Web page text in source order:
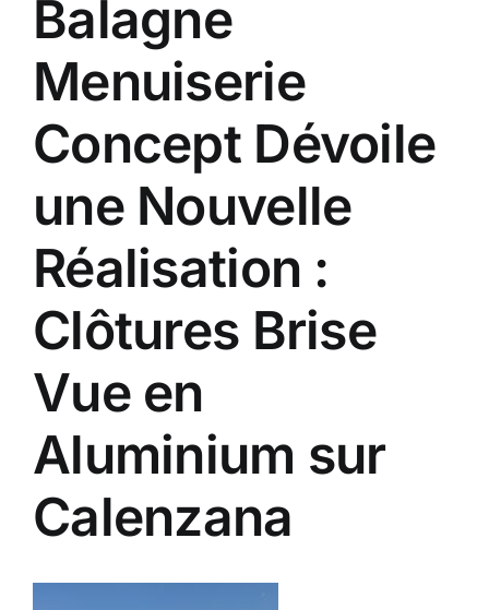
Contact
A propos
Clients
Balagne
Menuiserie
Concept Dévoile
une Nouvelle
Réalisation :
Clôtures Brise
Vue en
Aluminium sur
Calenzana